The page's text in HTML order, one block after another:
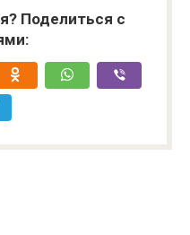
Поделиться с